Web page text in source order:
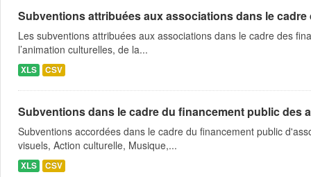
Subventions attribuées aux associations dans le
Les subventions attribuées aux associations dans le cadre des
l’animation culturelles, de la...
XLS CSV
Subventions dans le cadre du financement public des
Subventions accordées dans le cadre du financement public
visuels, Action culturelle, Musique,...
XLS CSV